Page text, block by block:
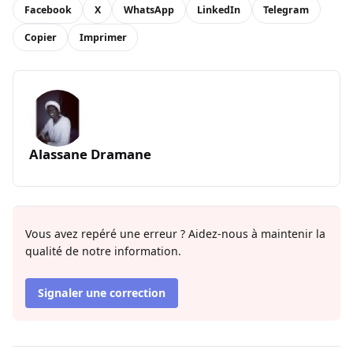
Facebook X WhatsApp LinkedIn Telegram
Copier Imprimer
Alassane Dramane
Vous avez repéré une erreur ? Aidez-nous à maintenir la
qualité de notre information.
Signaler une correction